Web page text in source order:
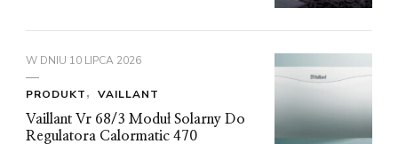
W DNIU 10 LIPCA 2026
PRODUKT
VAILLANT
Vaillant Vr 68/3 Moduł Solarny Do
Regulatora Calormatic 470